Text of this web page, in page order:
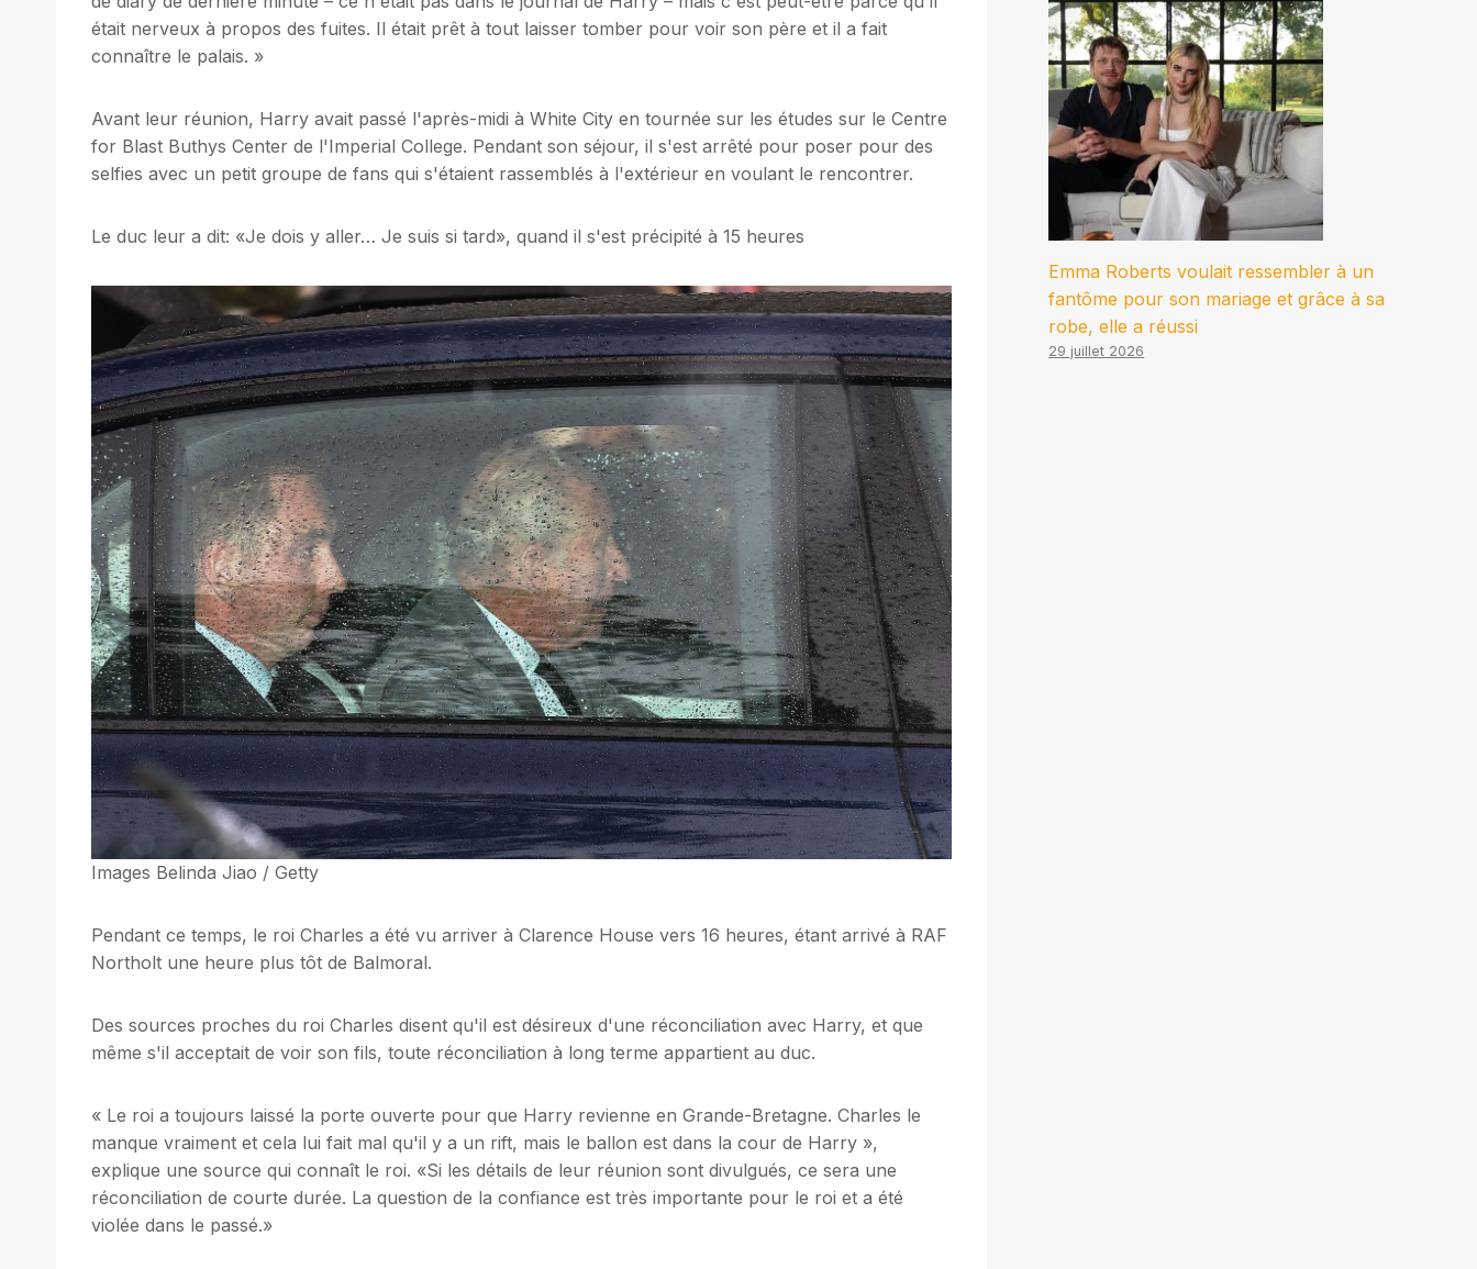
était nerveux à propos des fuites. Il était prêt à tout laisser tomber pour voir son père et il a fait
connaître le palais. »
Avant leur réunion, Harry avait passé l'après-midi à White City en tournée sur les études sur le Centre
for Blast Buthys Center de l'Imperial College. Pendant son séjour, il s'est arrêté pour poser pour des
selfies avec un petit groupe de fans qui s'étaient rassemblés à l'extérieur en voulant le rencontrer.
Le duc leur a dit: «Je dois y aller… Je suis si tard», quand il s'est précipité à 15 heures
Images Belinda Jiao / Getty
Pendant ce temps, le roi Charles a été vu arriver à Clarence House vers 16 heures, étant arrivé à RAF
Northolt une heure plus tôt de Balmoral.
Des sources proches du roi Charles disent qu'il est désireux d'une réconciliation avec Harry, et que
même s'il acceptait de voir son fils, toute réconciliation à long terme appartient au duc.
« Le roi a toujours laissé la porte ouverte pour que Harry revienne en Grande-Bretagne. Charles le
manque vraiment et cela lui fait mal qu'il y a un rift, mais le ballon est dans la cour de Harry »,
explique une source qui connaît le roi. «Si les détails de leur réunion sont divulgués, ce sera une
réconciliation de courte durée. La question de la confiance est très importante pour le roi et a été
violée dans le passé.»
Emma Roberts voulait ressembler à un
fantôme pour son mariage et grâce à sa
robe, elle a réussi
29 juillet 2026